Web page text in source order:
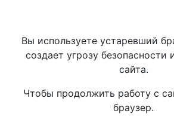
Вы используете устаревший
создает угрозу безопасности
сайта.
Чтобы продолжить работу с
браузер.